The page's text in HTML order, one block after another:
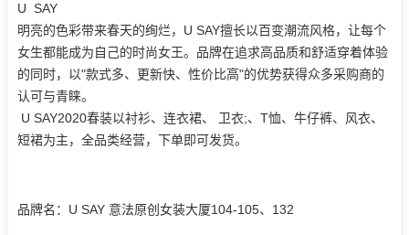
U SAY
明亮的色彩带来春天的绚烂，U SAY擅长以百变潮流风格，让每个
女生都能成为自己的时尚女王。品牌在追求高品质和舒适穿着体验
的同时，以"款式多、更新快、性价比高"的优势获得众多采购商的
认可与青睐。
U SAY2020春装以衬衫、连衣裙、 卫衣;、T恤、牛仔裤、风衣、
短裙为主，全品类经营，下单即可发货。
品牌名：U SAY 意法原创女装大厦104-105、132